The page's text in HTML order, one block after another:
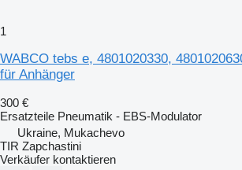
1
WABCO tebs e, 4801020330,
für Anhänger
300 €
Ersatzteile Pneumatik - EBS-Modulator
Ukraine, Mukachevo
TIR Zapchastini
Verkäufer kontaktieren